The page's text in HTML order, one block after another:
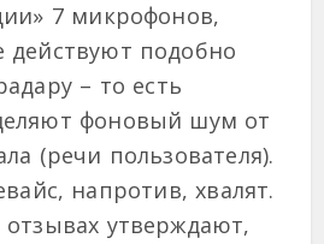
7 микрофонов,
действуют подобно
– то есть
фоновый шум от
(речи пользователя).
напротив, хвалят.
отзывах утверждают,